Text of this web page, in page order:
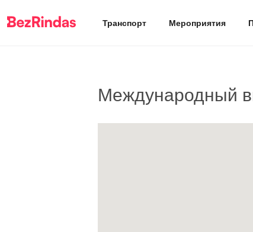
Транспорт Мероприятия
Международный